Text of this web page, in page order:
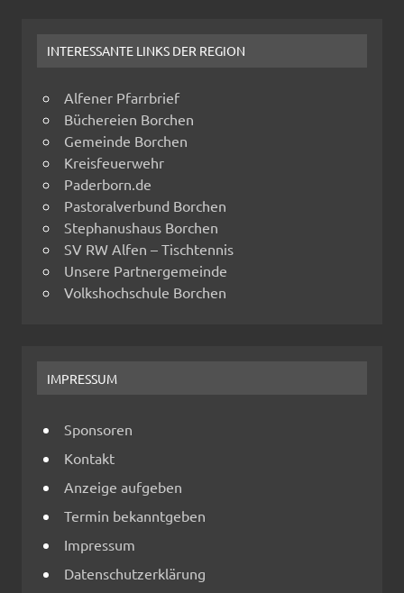
INTERESSANTE LINKS DER REGION
Alfener Pfarrbrief
Büchereien Borchen
Gemeinde Borchen
Kreisfeuerwehr
Paderborn.de
Pastoralverbund Borchen
Stephanushaus Borchen
SV RW Alfen – Tischtennis
Unsere Partnergemeinde
Volkshochschule Borchen
IMPRESSUM
Sponsoren
Kontakt
Anzeige aufgeben
Termin bekanntgeben
Impressum
Datenschutzerklärung